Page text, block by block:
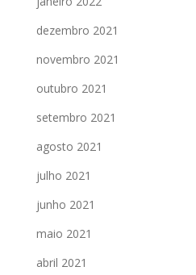
dezembro 2021
novembro 2021
outubro 2021
setembro 2021
agosto 2021
julho 2021
junho 2021
maio 2021
abril 2021